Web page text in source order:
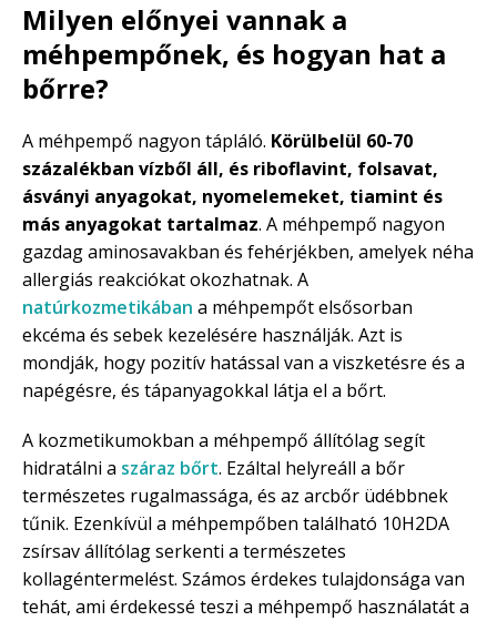
Milyen előnyei vannak a
méhpempőnek, és hogyan hat a
bőrre?
A méhpempő nagyon tápláló. Körülbelül 60-70
százalékban vízből áll, és riboflavint, folsavat,
ásványi anyagokat, nyomelemeket, tiamint és
más anyagokat tartalmaz. A méhpempő nagyon
gazdag aminosavakban és fehérjékben, amelyek néha
allergiás reakciókat okozhatnak. A
natúrkozmetikában a méhpempőt elsősorban
ekcéma és sebek kezelésére használják. Azt is
mondják, hogy pozitív hatással van a viszketésre és a
napégésre, és tápanyagokkal látja el a bőrt.
A kozmetikumokban a méhpempő állítólag segít
hidratálni a száraz bőrt. Ezáltal helyreáll a bőr
természetes rugalmassága, és az arcbőr üdébbnek
tűnik. Ezenkívül a méhpempőben található 10H2DA
zsírsav állítólag serkenti a természetes
kollagéntermelést. Számos érdekes tulajdonsága van
tehát, ami érdekessé teszi a méhpempő használatát a